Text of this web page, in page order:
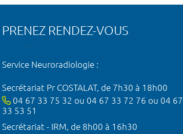
PRENEZ RENDEZ-VOUS
Service Neuroradiologie :
Secrétariat Pr COSTALAT, de 7h30 à 18h00
04 67 33 75 32 ou 04 67 33 72 76 ou 04 67
33 53 51
Secrétariat - IRM, de 8h00 à 16h30